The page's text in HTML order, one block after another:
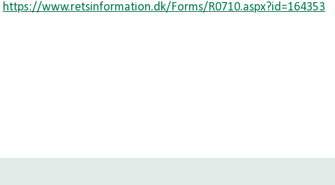
https://www.retsinformation.dk/Forms/R0710.aspx?id=164353